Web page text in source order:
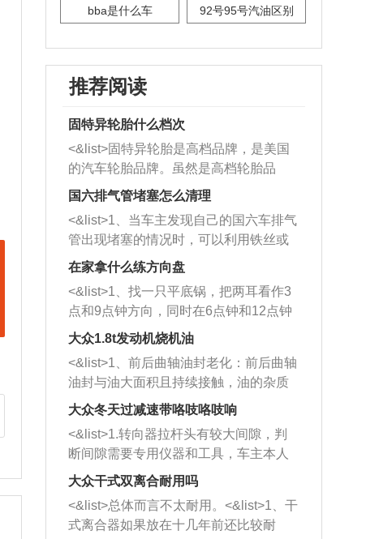
bba是什么车 92号95号汽油区别
推荐阅读
固特异轮胎什么档次
<&list>固特异轮胎是高档品牌，是美国
的汽车轮胎品牌。虽然是高档轮胎品
牌，但是中高低端的轮胎都有生产，这
也是为了更好的开拓市场。
国六排气管堵塞怎么清理
<&list>1、当车主发现自己的国六车排气
管出现堵塞的情况时，可以利用铁丝或
者是细棍，直接将杂物给取出来，如果
堵塞情况比较严重，也可以采取应急措
施。 <&list>2、直接利用木棍将所有的
杂物推到排气管里面的位置处，然后将
三元催化器拆解开，就可以将堵塞的东
西取出来。但如果是因为积碳过多引起
的堵塞，就需要将三元催化器泡在草酸
洗剂对堵塞的情况得到解决，将清洗剂
放在燃油箱中，与燃油混合后，车辆启
动时，就可以和汽油一起进入到燃烧
室，最后形成废气排出，就可以让三元
催化器得到清洗，排气管堵塞的情况就
能够得到解决。
在家拿什么练方向盘
<&list>1、找一只平底锅，把两耳看作3
点和9点钟方向，同时在6点钟和12点钟
方向做一个标记。 <&list>2、双手握住
一圈半的练习，往右同样也要打相同的
圈数。 <&list>3、最后强调要反复练
习，这样就可以形成肌肉记忆，在真实
驾驶车辆时，不需要记忆也能打好方
向。
大众1.8t发动机烧机油
<&list>1、前后曲轴油封老化：前后曲轴
油封与油大面积且持续接触，油的杂质
和发动机内持续温度变化使其密封效果
逐渐减弱，导致渗油或漏油。<&list>2、
活塞间隙过大：积碳会使活塞环与缸体
的间隙扩大，导致机油流入燃烧室中，
造成烧机油。<&list>3、机油粘度。使用
机油粘度过小的话，同样会有烧机油现
象，机油粘度过小具有很好的流动性，
大众冬天过减速带咯吱咯吱响
<&list>1.转向器拉杆头有较大间隙，判
断间隙需要专用仪器和工具，车主本人
无法制作，需要将车辆送到修理厂或4s
店；<&list>2.车辆半轴套管防尘罩破
裂，破裂后会出现漏油现象，使半轴磨
损严重，磨损的半轴容易损坏，产生异
大众干式双离合耐用吗
<&list>总体而言不太耐用。<&list>1、干
式离合器如果放在十几年前还比较耐